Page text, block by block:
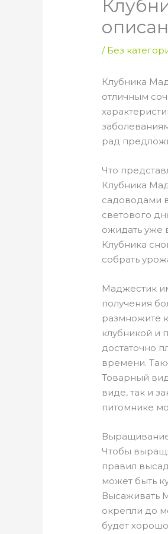
/ Без
Клубника
отличным
рад
Что
Клубника
садоводами
светового
ожидать уже
Клубника
собрать
Маджестик
получения
размножите
клубникой и
достаточно
времени.
Товарный
виде, так и
питомнике
Чтобы
правил
может быть
Высаживать
окрепли до
будет